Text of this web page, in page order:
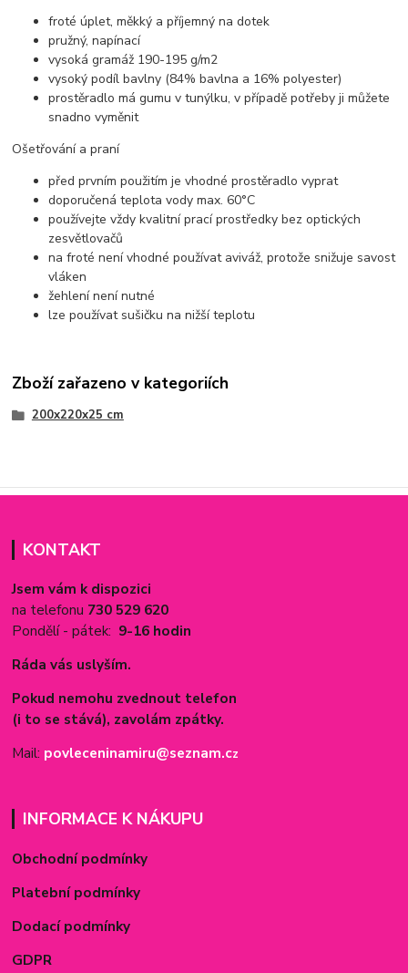
froté úplet, měkký a příjemný na dotek
pružný, napínací
vysoká gramáž 190-195 g/m2
vysoký podíl bavlny (84% bavlna a 16% polyester)
prostěradlo má gumu v tunýlku, v případě potřeby ji můžete
snadno vyměnit
Ošetřování a praní
před prvním použitím je vhodné prostěradlo vyprat
doporučená teplota vody max. 60°C
používejte vždy kvalitní prací prostředky bez optických
zesvětlovačů
na froté není vhodné používat aviváž, protože snižuje savost
vláken
žehlení není nutné
lze používat sušičku na nižší teplotu
Zboží zařazeno v kategoriích
200x220x25 cm
KONTAKT
Jsem vám k dispozici
na telefonu 730 529 620
Pondělí - pátek: 9-16 hodin
Ráda vás uslyším.
Pokud nemohu zvednout telefon
(i to se stává), zavolám zpátky.
Mail: povleceninamiru@seznam.cz
INFORMACE K NÁKUPU
Obchodní podmínky
Platební podmínky
Dodací podmínky
GDPR